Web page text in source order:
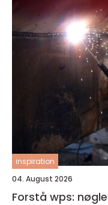
inspiration
04. August 2026
Forstå wps: